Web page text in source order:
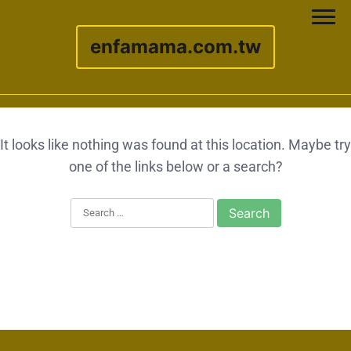
enfamama.com.tw
It looks like nothing was found at this location. Maybe try
one of the links below or a search?
Search for: